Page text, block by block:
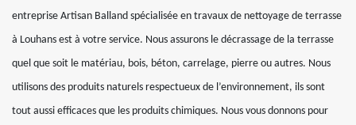
entreprise Artisan Balland spécialisée en travaux de nettoyage de terrasse
à Louhans est à votre service. Nous assurons le décrassage de la terrasse
quel que soit le matériau, bois, béton, carrelage, pierre ou autres. Nous
utilisons des produits naturels respectueux de l’environnement, ils sont
tout aussi efficaces que les produits chimiques. Nous vous donnons pour